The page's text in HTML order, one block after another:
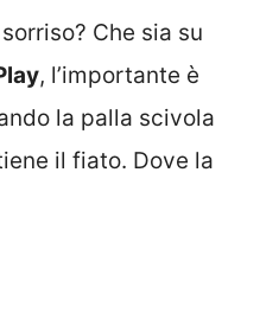
Che sia su
, l’importante è
la palla scivola
il fiato. Dove la